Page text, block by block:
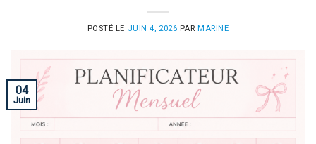
POSTÉ LE JUIN 4, 2026 PARMARINE
04
Juin